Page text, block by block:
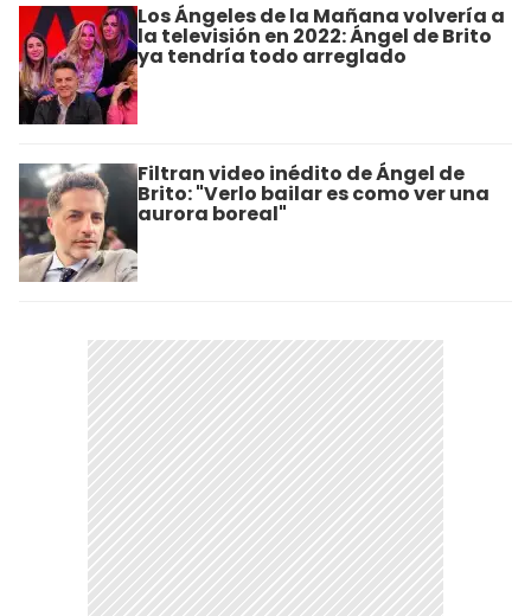
Los Ángeles de la Mañana volvería a
la televisión en 2022: Ángel de Brito
ya tendría todo arreglado
Filtran video inédito de Ángel de
Brito: "Verlo bailar es como ver una
aurora boreal"